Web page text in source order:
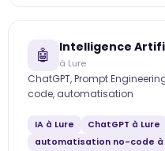
🤖 Intelligence
à Lure
ChatGPT, Prompt
code, automatisation
IA à Lure ChatGPT à Lure
automatisation no-code à